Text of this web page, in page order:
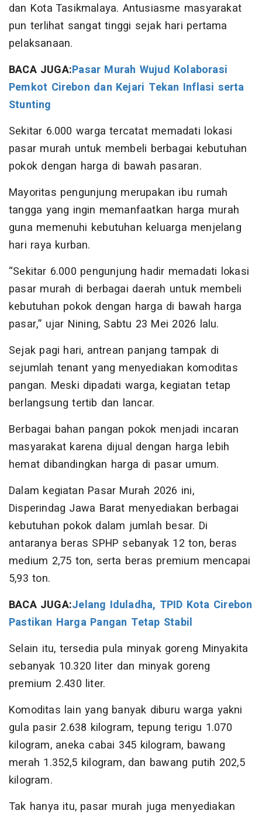
dan Kota Tasikmalaya. Antusiasme masyarakat
pun terlihat sangat tinggi sejak hari pertama
pelaksanaan.
BACA JUGA:Pasar Murah Wujud Kolaborasi
Pemkot Cirebon dan Kejari Tekan Inflasi serta
Stunting
Sekitar 6.000 warga tercatat memadati lokasi
pasar murah untuk membeli berbagai kebutuhan
pokok dengan harga di bawah pasaran.
Mayoritas pengunjung merupakan ibu rumah
tangga yang ingin memanfaatkan harga murah
guna memenuhi kebutuhan keluarga menjelang
hari raya kurban.
“Sekitar 6.000 pengunjung hadir memadati lokasi
pasar murah di berbagai daerah untuk membeli
kebutuhan pokok dengan harga di bawah harga
pasar,” ujar Nining, Sabtu 23 Mei 2026 lalu.
Sejak pagi hari, antrean panjang tampak di
sejumlah tenant yang menyediakan komoditas
pangan. Meski dipadati warga, kegiatan tetap
berlangsung tertib dan lancar.
Berbagai bahan pangan pokok menjadi incaran
masyarakat karena dijual dengan harga lebih
hemat dibandingkan harga di pasar umum.
Dalam kegiatan Pasar Murah 2026 ini,
Disperindag Jawa Barat menyediakan berbagai
kebutuhan pokok dalam jumlah besar. Di
antaranya beras SPHP sebanyak 12 ton, beras
medium 2,75 ton, serta beras premium mencapai
5,93 ton.
BACA JUGA:Jelang Iduladha, TPID Kota Cirebon
Pastikan Harga Pangan Tetap Stabil
Selain itu, tersedia pula minyak goreng Minyakita
sebanyak 10.320 liter dan minyak goreng
premium 2.430 liter.
Komoditas lain yang banyak diburu warga yakni
gula pasir 2.638 kilogram, tepung terigu 1.070
kilogram, aneka cabai 345 kilogram, bawang
merah 1.352,5 kilogram, dan bawang putih 202,5
kilogram.
Tak hanya itu, pasar murah juga menyediakan